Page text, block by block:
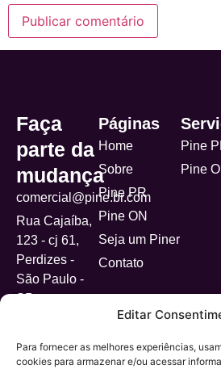
Editar
Para fornecer as melhores experiências,
cookies para armazenar e/ou acessar
Faça
parte da
mudança
comercial@pine.br.com
Rua Cajaíba,
123 - cj 61,
Perdizes -
São Paulo -
SP
Páginas
Home
Sobre
Pine PR
Pine ON
Seja um Piner
Contato
Pine
Pine